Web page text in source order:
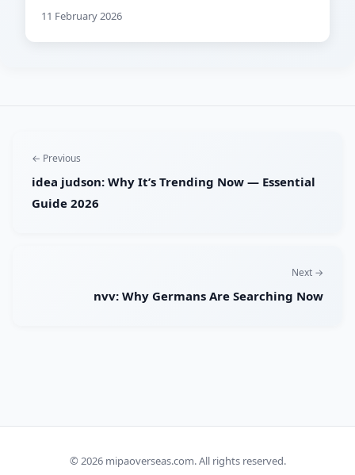
11 February 2026
← Previous
idea judson: Why It’s Trending Now — Essential
Guide 2026
Next →
nvv: Why Germans Are Searching Now
© 2026 mipaoverseas.com. All rights reserved.